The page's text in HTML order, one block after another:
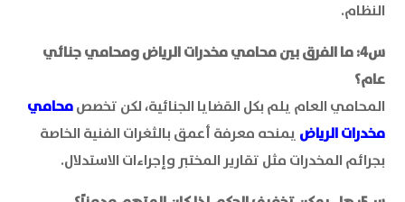
النظام.
س4: ما الفرق بين محامي مخدرات الرياض ومحامي جنائي
عام؟
المحامي العام يلم بكل القضايا الجنائية، لكن تخصصمحامي
مخدرات الرياض يمنحه معرفة أعمق بالثغرات الفنية الخاصة
بجرائم المخدرات مثل تقارير المختبر وإجراءات الاستدلال.